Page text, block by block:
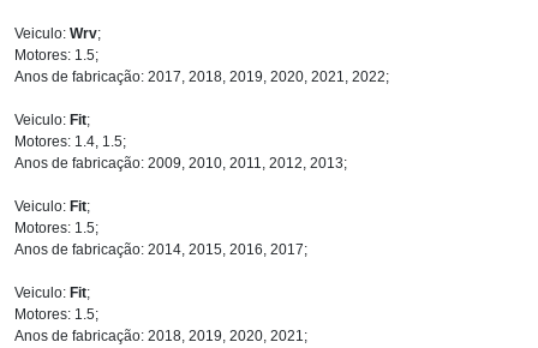
Veiculo: Wrv;
Motores: 1.5;
Anos de fabricação: 2017, 2018, 2019, 2020, 2021, 2022;
Veiculo: Fit;
Motores: 1.4, 1.5;
Anos de fabricação: 2009, 2010, 2011, 2012, 2013;
Veiculo: Fit;
Motores: 1.5;
Anos de fabricação: 2014, 2015, 2016, 2017;
Veiculo: Fit;
Motores: 1.5;
Anos de fabricação: 2018, 2019, 2020, 2021;